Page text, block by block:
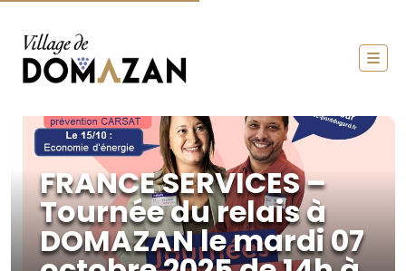
FRANCE SERVICES –
Tournée du relais à
DOMAZAN le mardi 07